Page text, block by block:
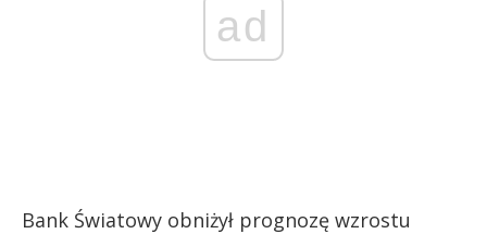
ad
Bank Światowy obniżył prognozę wzrostu